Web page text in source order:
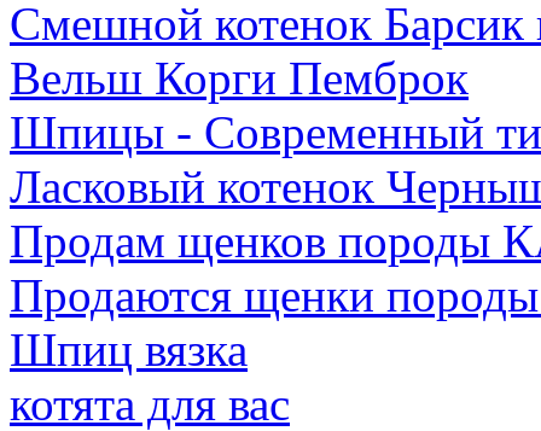
Смешной котенок
Вельш Корги Пемброк
Шпицы - Современный
Ласковый котенок
Продам щенков породы
Продаются щенки
Шпиц вязка
котята для вас